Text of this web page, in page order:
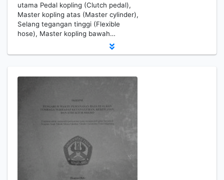
utama Pedal kopling (Clutch pedal),
Master kopling atas (Master cylinder),
Selang tegangan tinggi (Flexible
hose), Master kopling bawah…